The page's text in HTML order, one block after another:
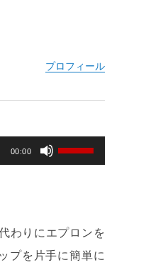
00:00
調
に
わりにエプロンを
プを片手に簡単に